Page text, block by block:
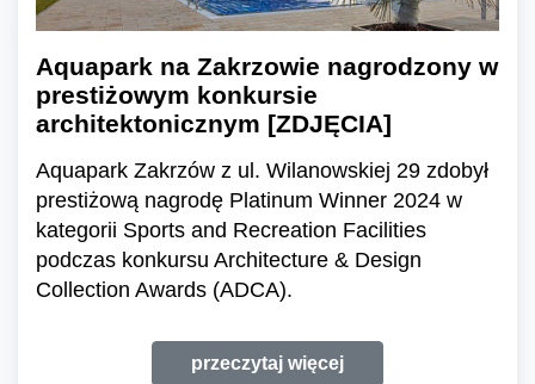
Aquapark na Zakrzowie nagrodzony w
prestiżowym konkursie
architektonicznym [ZDJĘCIA]
Aquapark Zakrzów z ul. Wilanowskiej 29 zdobył
prestiżową nagrodę Platinum Winner 2024 w
kategorii Sports and Recreation Facilities
podczas konkursu Architecture & Design
Collection Awards (ADCA).
przeczytaj więcej